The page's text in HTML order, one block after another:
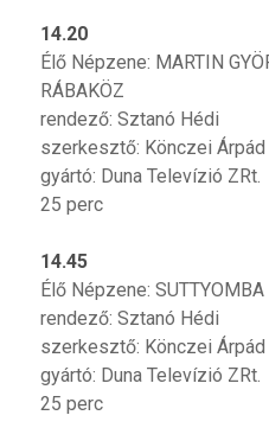
14.20
Élő Népzene: MARTIN
RÁBAKÖZ
rendező: Sztanó Hédi
szerkesztő: Könczei Árpád
gyártó: Duna Televízió ZRt.
25 perc
14.45
Élő Népzene: SUTTYOMBA
rendező: Sztanó Hédi
szerkesztő: Könczei Árpád
gyártó: Duna Televízió ZRt.
25 perc